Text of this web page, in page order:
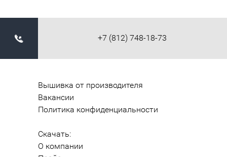
+7 (812) 748-18-73
Вышивка от производителя
Вакансии
Политика конфиденциальности
Скачать:
О компании